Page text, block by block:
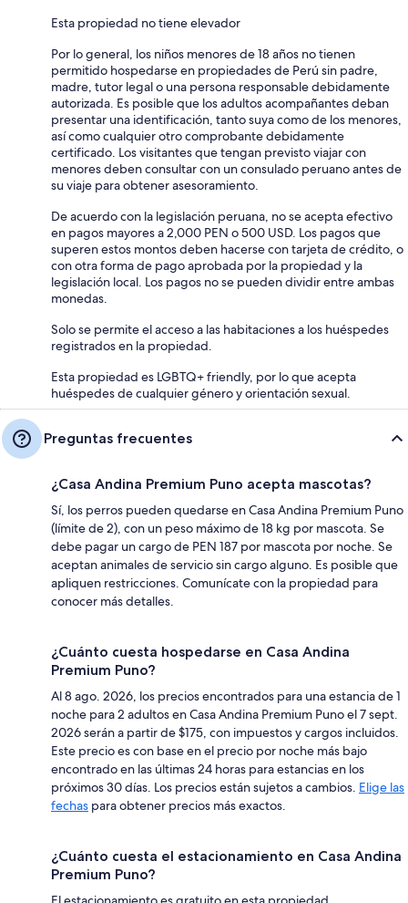
Esta propiedad no tiene elevador
Por lo general, los niños menores de 18 años no tienen
permitido hospedarse en propiedades de Perú sin padre,
madre, tutor legal o una persona responsable debidamente
autorizada. Es posible que los adultos acompañantes deban
presentar una identificación, tanto suya como de los menores,
así como cualquier otro comprobante debidamente
certificado. Los visitantes que tengan previsto viajar con
menores deben consultar con un consulado peruano antes de
su viaje para obtener asesoramiento.
De acuerdo con la legislación peruana, no se acepta efectivo
en pagos mayores a 2,000 PEN o 500 USD. Los pagos que
superen estos montos deben hacerse con tarjeta de crédito, o
con otra forma de pago aprobada por la propiedad y la
legislación local. Los pagos no se pueden dividir entre ambas
monedas.
Solo se permite el acceso a las habitaciones a los huéspedes
registrados en la propiedad.
Esta propiedad es LGBTQ+ friendly, por lo que acepta
huéspedes de cualquier género y orientación sexual.
Preguntas frecuentes
¿Casa Andina Premium Puno acepta mascotas?
Sí, los perros pueden quedarse en Casa Andina Premium Puno
(límite de 2), con un peso máximo de 18 kg por mascota. Se
debe pagar un cargo de PEN 187 por mascota por noche. Se
aceptan animales de servicio sin cargo alguno. Es posible que
apliquen restricciones. Comunícate con la propiedad para
conocer más detalles.
¿Cuánto cuesta hospedarse en Casa Andina
Premium Puno?
Al 8 ago. 2026, los precios encontrados para una estancia de 1
noche para 2 adultos en Casa Andina Premium Puno el 7 sept.
2026 serán a partir de $175, con impuestos y cargos incluidos.
Este precio es con base en el precio por noche más bajo
encontrado en las últimas 24 horas para estancias en los
próximos 30 días. Los precios están sujetos a cambios. Elige las
fechas para obtener precios más exactos.
¿Cuánto cuesta el estacionamiento en Casa Andina
Premium Puno?